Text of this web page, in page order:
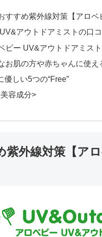
すすめ紫外線対策【アロベ
アウトドアミストの口
ビー UV&アウトドアミス
お肌の方や赤ちゃんに使え
優しい5つの“Free”
容成分>
紫外線対策【ア